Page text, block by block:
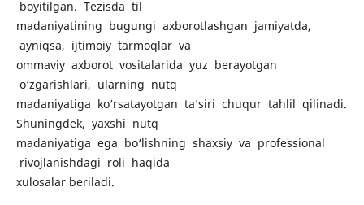
boyitilgan. Tezisda til
madaniyatining bugungi axborotlashgan jamiyatda,
ayniqsa, ijtimoiy tarmoqlar va
ommaviy axborot vositalarida yuz berayotgan
o‘zgarishlari, ularning nutq
madaniyatiga ko‘rsatayotgan ta’siri chuqur tahlil qilinadi.
Shuningdek, yaxshi nutq
madaniyatiga ega bo‘lishning shaxsiy va professional
rivojlanishdagi roli haqida
xulosalar beriladi.